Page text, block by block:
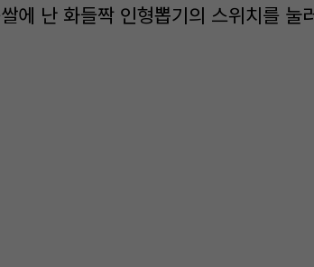
에 난 화들짝 인형뽑기의 스위치를 눌